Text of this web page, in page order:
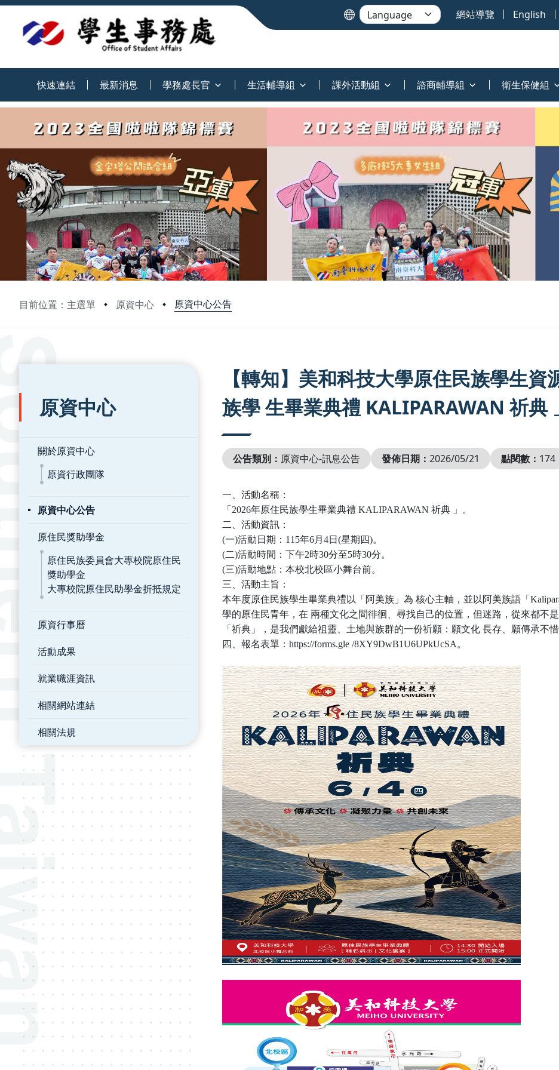
網站導覽 English
快速連結 最新消息 學務處長官 生活輔導組 課外活動組 諮商輔導組 衛生保健組
目前位置：主選單 原資中心 原資中心公告
:::
原資中心
關於原資中心
原資行政團隊
原資中心公告
原住民獎助學金
原住民族委員會大專校院原住民
獎助學金
大專校院原住民助學金折抵規定
原資行事曆
活動成果
就業職涯資訊
相關網站連結
相關法規
【轉知】美和科技大學原住民族學生
族學 生畢業典禮 KALIPARAWAN 祈典
公告類別： 原資中心-訊息公告 發佈日期： 2026/05/21 點閱數： 174
一、活動名稱：
「2026年原住民族學生畢業典禮 KALIPARAWAN 祈典 」。
二、活動資訊：
(一)活動日期：115年6月4日(星期四)。
(二)活動時間：下午2時30分至5時30分。
(三)活動地點：本校北校區小舞台前。
三、活動主旨：
本年度原住民族學生畢業典禮以「阿美族」為 核心主軸，並以阿美族語「
學的原住民青年，在 兩種文化之間徘徊、尋找自己的位置，但迷路，從來都不
「祈典」，是我們獻給祖靈、土地與族群的一份祈願：願文化 長存、願傳承不惜
四、 報名表單：https://forms.gle /8XY9DwB1U6UPkUcSA。